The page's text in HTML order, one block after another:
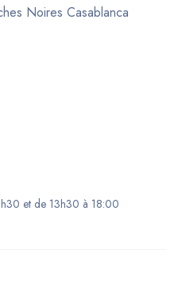
Noires Casablanca
et de 13h30 à 18:00